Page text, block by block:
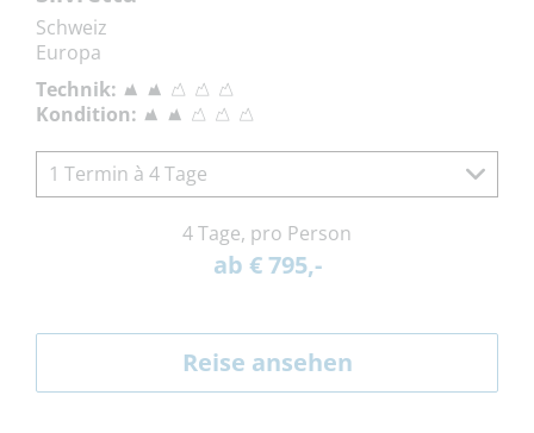
Schweiz
Europa
Technik:
Kondition:
1 Termin à 4 Tage
4 Tage, pro Person
ab € 795,-
Reise ansehen